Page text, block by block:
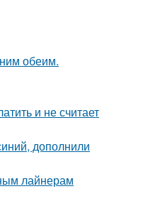
обеим.
и не считает
дополнили
лайнерам